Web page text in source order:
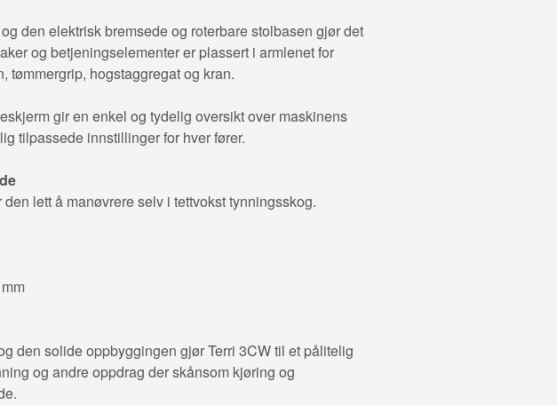
den elektrisk bremsede og roterbare stolbasen gjør det
og betjeningselementer er plassert i armlenet for
tømmergrip, hogstaggregat og kran.
gir en enkel og tydelig oversikt over maskinens
tilpassede innstillinger for hver fører.
lett å manøvrere selv i tettvokst tynningsskog.
den solide oppbyggingen gjør Terri 3CW til et pålitelig
og andre oppdrag der skånsom kjøring og